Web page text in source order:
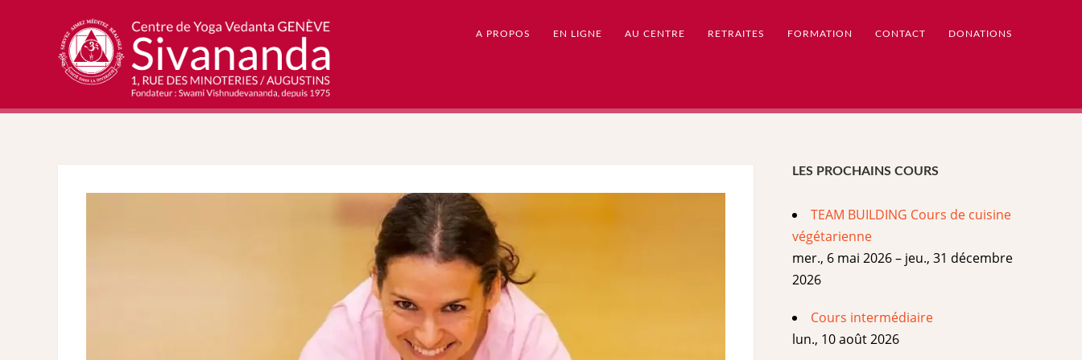
A PROPOS EN LIGNE AU CENTRE RETRAITES FORMATION CONTACT DONATIONS
LES PROCHAINS COURS
TEAM BUILDING Cours de cuisine
végétarienne
mer., 6 mai 2026 – jeu., 31 décembre
2026
Cours intermédiaire
lun., 10 août 2026